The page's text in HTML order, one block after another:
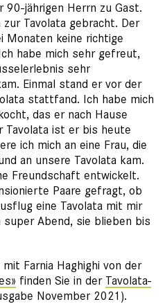
90-jährigen Herrn zu Gast.
Tavolata gebracht. Der
Monaten keine richtige
habe mich sehr gefreut,
sehr
Einmal stand er vor der
stattfand. Ich habe mich
das er nach Hause
Tavolata ist er bis heute
ich mich an eine Frau, die
an unsere Tavolata kam.
Freundschaft entwickelt.
Paare gefragt, ob
eine Tavolata mit mir
Abend, sie blieben bis
Farnia Haghighi von der
finden Sie in der Tavolata-
November 2021).